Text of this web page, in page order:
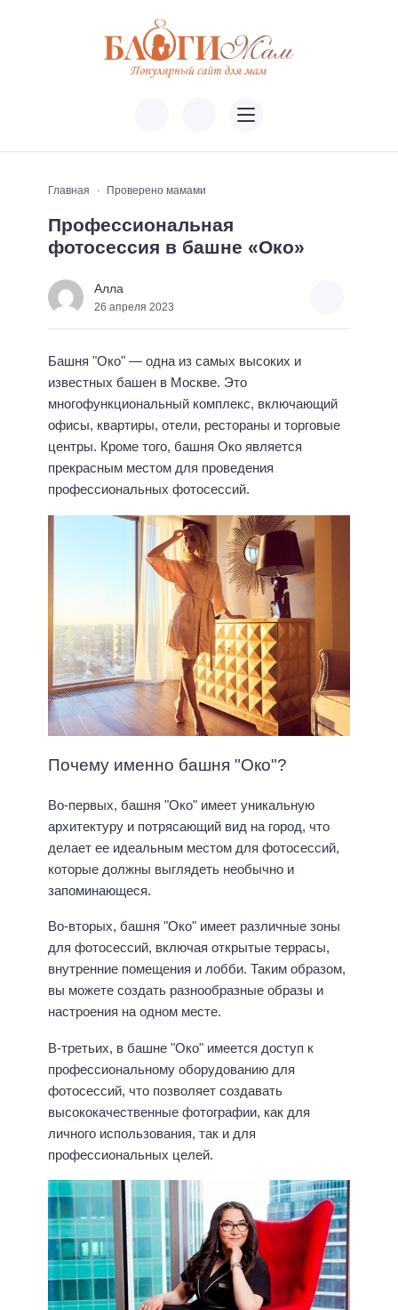
Главная Проверено мамами
Профессиональная
фотосессия в башне «Око»
Алла
26 апреля 2023
Башня "Око" — одна из самых высоких и
известных башен в Москве. Это
многофункциональный комплекс, включающий
офисы, квартиры, отели, рестораны и торговые
центры. Кроме того, башня Око является
прекрасным местом для проведения
профессиональных фотосессий.
Почему именно башня "Око"?
Во-первых, башня "Око" имеет уникальную
архитектуру и потрясающий вид на город, что
делает ее идеальным местом для фотосессий,
которые должны выглядеть необычно и
запоминающеся.
Во-вторых, башня "Око" имеет различные зоны
для фотосессий, включая открытые террасы,
внутренние помещения и лобби. Таким образом,
вы можете создать разнообразные образы и
настроения на одном месте.
В-третьих, в башне "Око" имеется доступ к
профессиональному оборудованию для
фотосессий, что позволяет создавать
высококачественные фотографии, как для
личного использования, так и для
профессиональных целей.